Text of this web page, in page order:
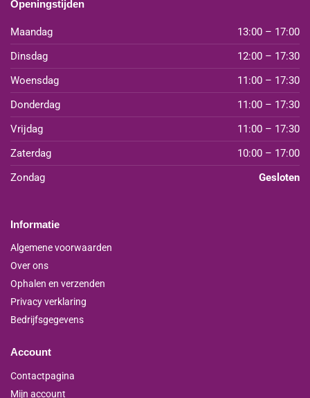
Openingstijden
Maandag
13:00 – 17:00
Dinsdag
12:00 – 17:30
Woensdag
11:00 – 17:30
Donderdag
11:00 – 17:30
Vrijdag
11:00 – 17:30
Zaterdag
10:00 – 17:00
Zondag
Gesloten
Informatie
Algemene voorwaarden
Over ons
Ophalen en verzenden
Privacy verklaring
Bedrijfsgegevens
Account
Contactpagina
Mijn account